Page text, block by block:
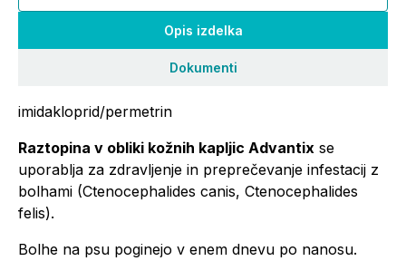
Opis izdelka
Dokumenti
imidakloprid/permetrin
Raztopina v obliki kožnih kapljic Advantix se
uporablja za zdravljenje in preprečevanje infestacij z
bolhami (Ctenocephalides canis, Ctenocephalides
felis).
Bolhe na psu poginejo v enem dnevu po nanosu.